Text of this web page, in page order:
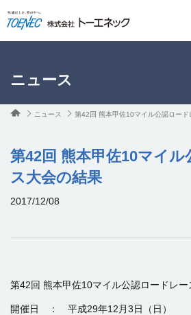
ニュース
ニュース 第42回 熊本甲佐10マイル公認ロード
第42回 熊本甲佐10マイル
ス大会の結果
2017/12/08
第42回 熊本甲佐10マイル公認ロードレー
開催日 ： 平成29年12月3日（日）